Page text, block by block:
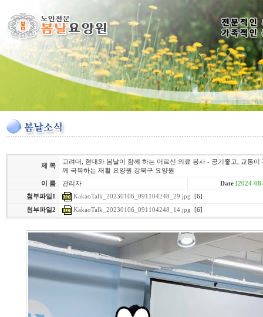
제 목
고려대, 현대와 봄날이 함께 하는 어르신 의료 봉사 - 공기좋고, 교통
께 극복하는 재활 요양원 강북구 요양원
이 름
관리자 Date [2024-
첨부파일1
KakaoTalk_20230106_091104248_29.jpg [6]
첨부파일2
KakaoTalk_20230106_091104248_14.jpg [6]